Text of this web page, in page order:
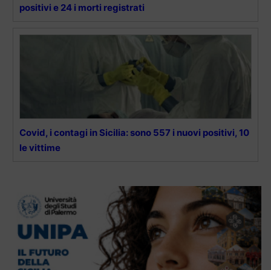
positivi e 24 i morti registrati
Covid, i contagi in Sicilia: sono 557 i nuovi positivi, 10
le vittime